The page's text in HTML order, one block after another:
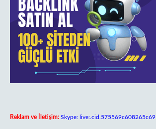
Reklam ve İletişim: Skype: live:.cid.575569c608265c69